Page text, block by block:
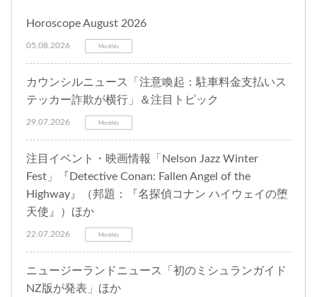
Horoscope August 2026
05.08.2026 Monthly
カウンシルニュース「注意喚起：駐車料金支払いス
テッカー詐欺が横行」＆注目トピック
29.07.2026 Monthly
注目イベント・映画情報「Nelson Jazz Winter
Fest」『Detective Conan: Fallen Angel of the
Highway』（邦題：『名探偵コナン ハイウェイの堕
天使』）ほか
22.07.2026 Monthly
ニュージーランドニュース「初のミシュランガイド
NZ版が発表」ほか